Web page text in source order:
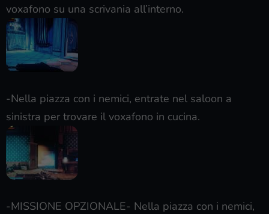
voxafono su una scrivania all’interno.
-Nella piazza con i nemici, entrate nel saloon a
sinistra per trovare il voxafono in cucina.
-MISSIONE OPZIONALE- Nella piazza con i nemici,